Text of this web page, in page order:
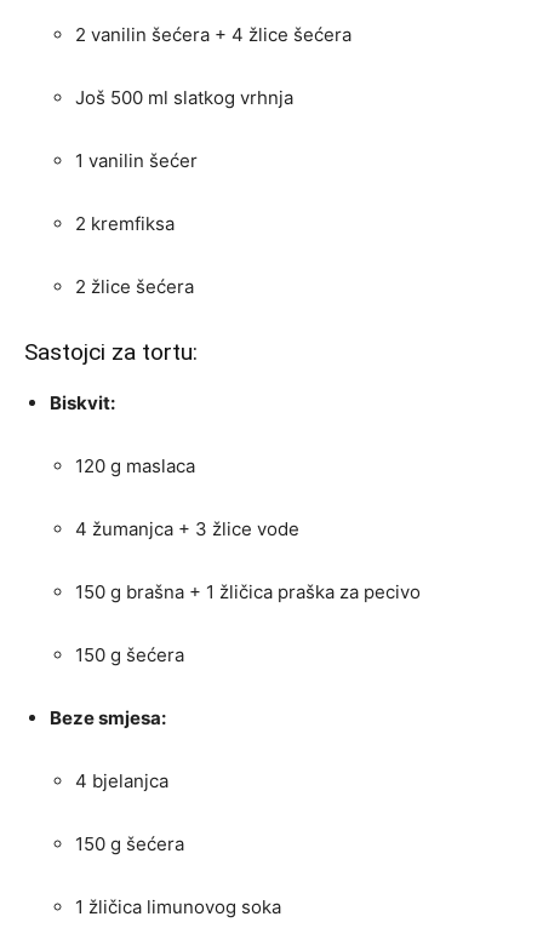
2 vanilin šećera + 4 žlice šećera
Još 500 ml slatkog vrhnja
1 vanilin šećer
2 kremfiksa
2 žlice šećera
Sastojci za tortu:
Biskvit:
120 g maslaca
4 žumanjca + 3 žlice vode
150 g brašna + 1 žličica praška za pecivo
150 g šećera
Beze smjesa:
4 bjelanjca
150 g šećera
1 žličica limunovog soka